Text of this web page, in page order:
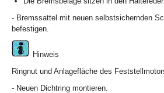
- Bremssattel mit neuen selbstsichernden
befestigen.
Hinweis
Ringnut und Anlagefläche des
- Neuen Dichtring montieren.